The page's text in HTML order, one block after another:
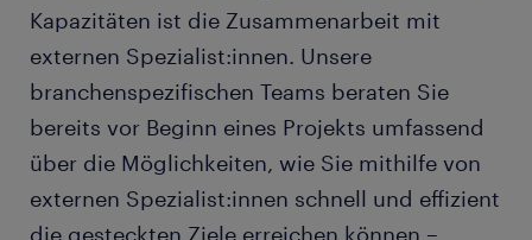
Kapazitäten ist die Zusammenarbeit mit
externen Spezialist:innen. Unsere
branchenspezifischen Teams beraten Sie
bereits vor Beginn eines Projekts umfassend
über die Möglichkeiten, wie Sie mithilfe von
externen Spezialist:innen schnell und effizient
die gesteckten Ziele erreichen können –